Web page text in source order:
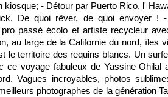
- Détour par Puerto Rico, l'
De quoi rêver, de quoi envoyer !
passé écolo et artiste recycleur
au large de la Californie du nord, îles
le territoire des requins blancs. Un
ce voyage fabuleux de Yassine Ohilal
Vagues incroyables, photos
photographes de la génération